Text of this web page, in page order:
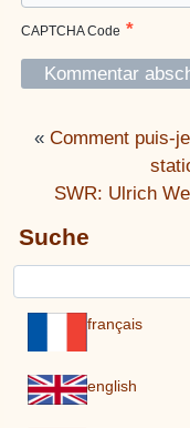
CAPTCHA Code *
« Comment puis-
SWR: Ulrich
Suche
français
english